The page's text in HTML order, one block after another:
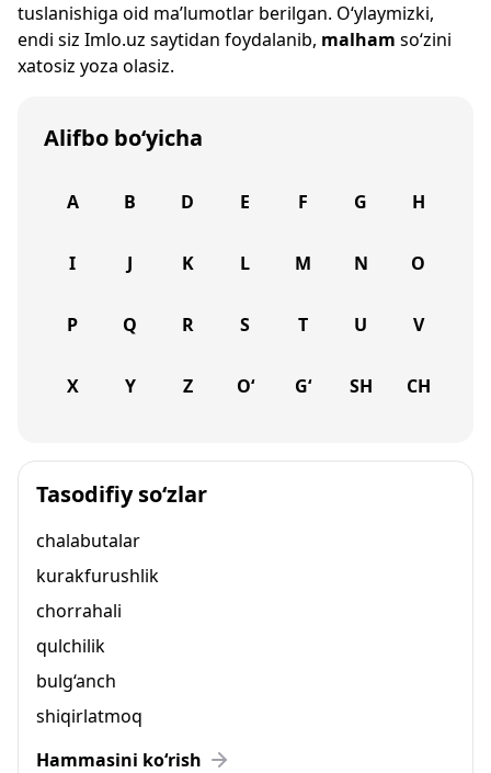
tuslanishiga oid ma’lumotlar berilgan. O‘ylaymizki,
endi siz Imlo.uz saytidan foydalanib, malham so‘zini
xatosiz yoza olasiz.
Alifbo bo‘yicha
A B D E F G H
I J K L M N O
P Q R S T U V
X Y Z O‘ G‘ SH CH
Tasodifiy so‘zlar
chalabutalar
kurakfurushlik
chorrahali
qulchilik
bulg‘anch
shiqirlatmoq
Hammasini ko‘rish